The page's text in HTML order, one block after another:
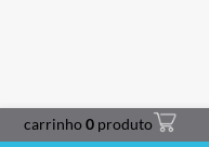
carrinho0 produto